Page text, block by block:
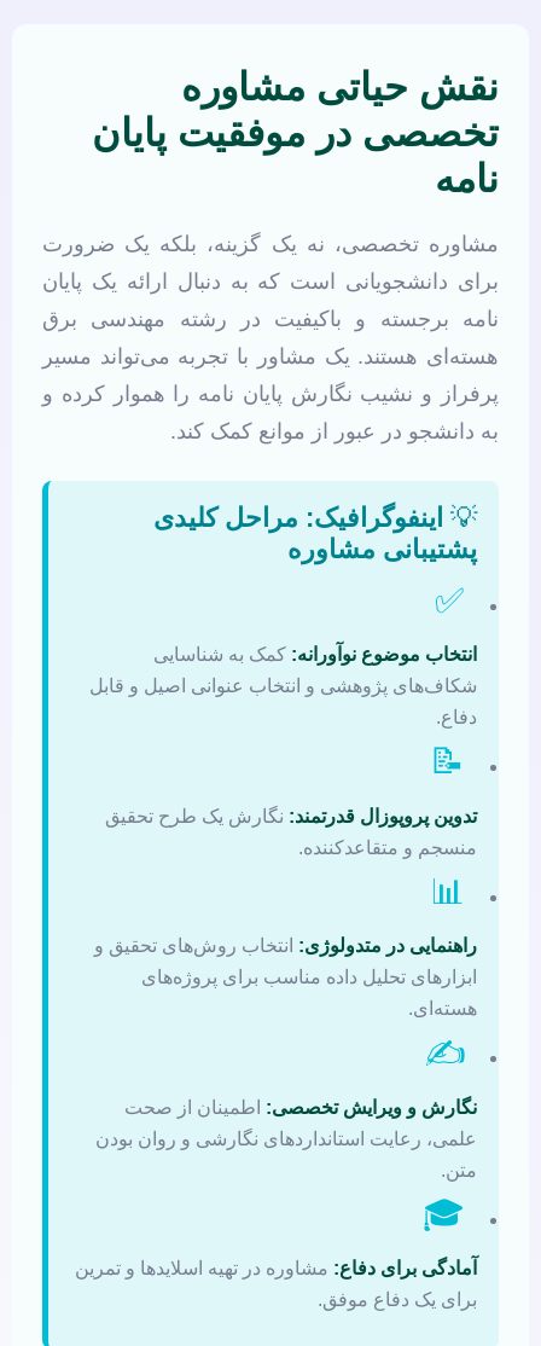
نقش حیاتی مشاوره
تخصصی در موفقیت پایان
نامه
مشاوره تخصصی، نه یک گزینه، بلکه یک ضرورت
برای دانشجویانی است که به دنبال ارائه یک پایان
نامه برجسته و باکیفیت در رشته مهندسی برق
هسته‌ای هستند. یک مشاور با تجربه می‌تواند مسیر
پرفراز و نشیب نگارش پایان نامه را هموار کرده و
به دانشجو در عبور از موانع کمک کند.
💡 اینفوگرافیک: مراحل کلیدی
پشتیبانی مشاوره
✅
انتخاب موضوع نوآورانه: کمک به شناسایی
شکاف‌های پژوهشی و انتخاب عنوانی اصیل و قابل
دفاع.
📝
تدوین پروپوزال قدرتمند: نگارش یک طرح تحقیق
منسجم و متقاعدکننده.
📊
راهنمایی در متدولوژی: انتخاب روش‌های تحقیق و
ابزارهای تحلیل داده مناسب برای پروژه‌های
هسته‌ای.
✍️
نگارش و ویرایش تخصصی: اطمینان از صحت
علمی، رعایت استانداردهای نگارشی و روان بودن
متن.
🎓
آمادگی برای دفاع: مشاوره در تهیه اسلایدها و تمرین
برای یک دفاع موفق.